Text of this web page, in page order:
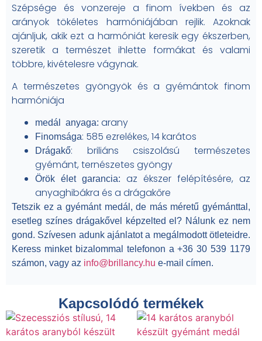
Szépsége és vonzereje a finom ívekben és az
arányok tökéletes harmóniájában rejlik. Azoknak
ajánljuk, akik ezt a harmóniát keresik egy ékszerben,
szeretik a természet ihlette formákat és valami
többre, kivételesre vágynak.
A természetes gyöngyök és a gyémántok finom
harmóniája
medál anyaga: arany
Finomsága: 585 ezrelékes, 14 karátos
Drágakő: briliáns csiszolású természetes
gyémánt, ternészetes gyöngy
Örök élet garancia:
az ékszer felépítésére, az
anyaghibákra és a drágakőre
Tetszik ez a gyémánt medál, de más méretű gyémánttal,
esetleg színes drágakővel képzelted el? Nálunk ez nem
gond. Szívesen adunk ajánlatot a megálmodott ötleteidre.
Keress minket bizalommal telefonon a +36 30 539 1179
számon, vagy az info@brillancy.hu e-mail címen.
Kapcsolódó termékek